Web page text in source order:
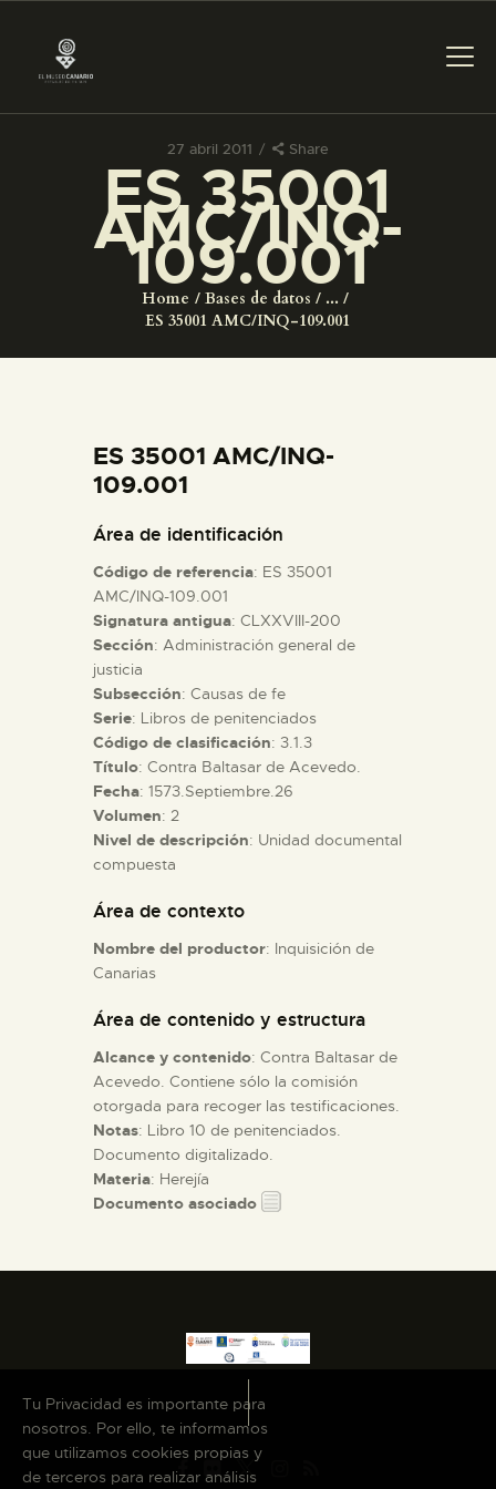
27 abril 2011 Share
ES 35001
AMC/INQ-
109.001
Home Bases de datos
...
ES 35001 AMC/INQ-109.001
PREPARAR LA VISITA
ACTIVIDADES
COLECCIONES
ESPAÑOL
PREPARAR LA VISITA
ACTIVIDADES
█
EL MUSEO
COLECCIONES
DIDÁCTICA
ESPAÑOL
ES 35001 AMC/INQ-
109.001
Área de identificación
Código de referencia: ES 35001
AMC/INQ-109.001
Signatura antigua: CLXXVIII-200
Sección: Administración general de
justicia
Subsección: Causas de fe
Serie: Libros de penitenciados
Código de clasificación: 3.1.3
Título: Contra Baltasar de Acevedo.
Fecha: 1573.Septiembre.26
Volumen: 2
Nivel de descripción: Unidad documental
compuesta
Área de contexto
Nombre del productor: Inquisición de
Canarias
Área de contenido y estructura
Alcance y contenido: Contra Baltasar de
Acevedo. Contiene sólo la comisión
otorgada para recoger las testificaciones.
Notas: Libro 10 de penitenciados.
Documento digitalizado.
Materia: Herejía
Documento asociado
Tu Privacidad es importante para
nosotros. Por ello, te informamos
que utilizamos cookies propias y
de terceros para realizar análisis